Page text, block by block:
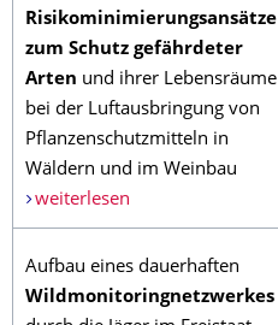
Risikominimierungsansätze
zum Schutz gefährdeter
Arten und ihrer Lebensräume
bei der Luftausbringung von
Pflanzenschutzmitteln in
Wäldern und im Weinbau
weiterlesen
Aufbau eines dauerhaften
Wildmonitoringnetzwerkes